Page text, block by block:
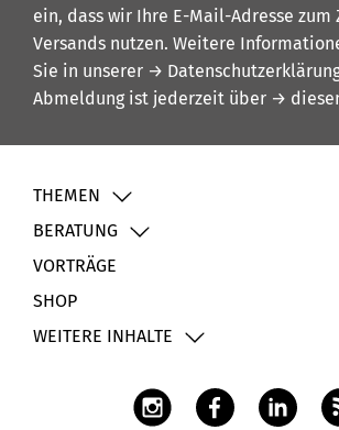
ein, dass wir Ihre E-Mail-Adresse zum
Versands nutzen. Weitere
Sie in unserer →
Abmeldung ist jederzeit über →
THEMEN
BERATUNG
VORTRÄGE
SHOP
WEITERE INHALTE